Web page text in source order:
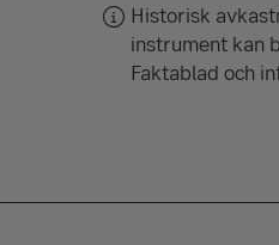
Historisk
instrument kan
Faktablad och